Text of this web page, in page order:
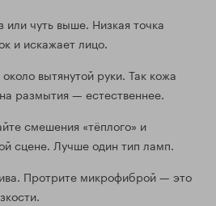
или чуть выше. Низкая точка
и искажает лицо.
вытянутой руки. Так кожа
размытия — естественнее.
смешения «тёплого» и
сцене. Лучше один тип ламп.
Протрите микрофиброй — это